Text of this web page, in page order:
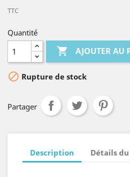
TTC
Quantité
 AJOUTER AU
 Rupture de stock
Partager
Description Détails